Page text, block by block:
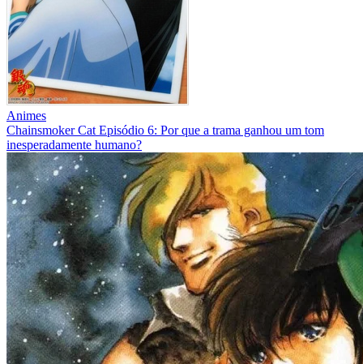
Animes
Chainsmoker Cat Episódio 6: Por que a trama ganhou um tom
inesperadamente humano?